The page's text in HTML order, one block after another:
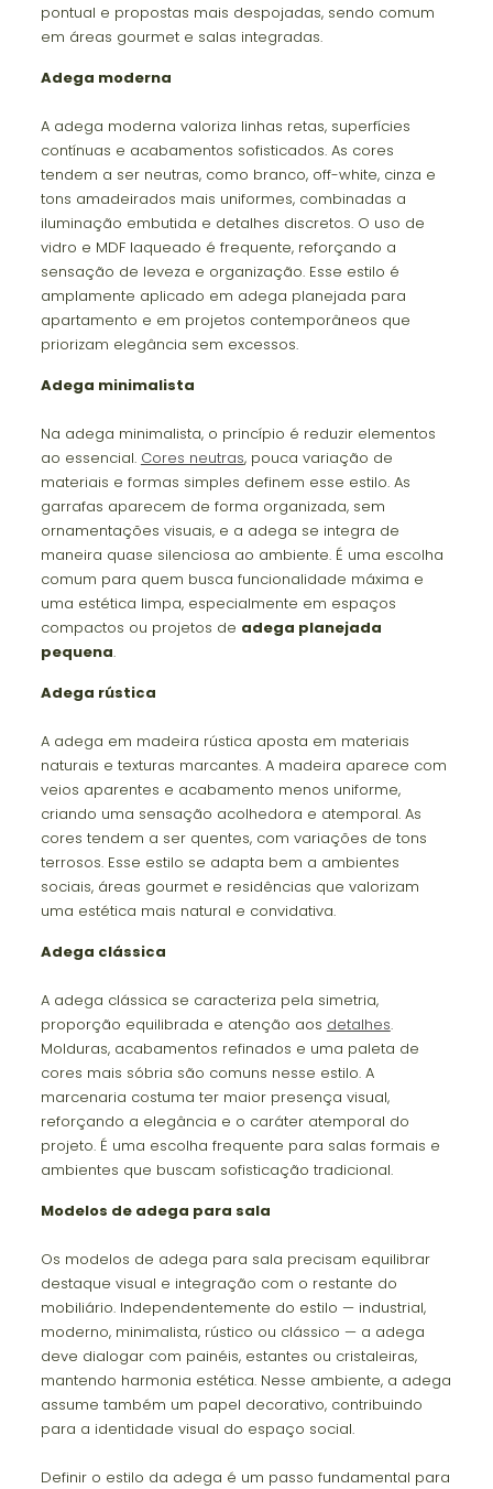
pontual e propostas mais despojadas, sendo comum
em áreas gourmet e salas integradas.
Adega moderna
A adega moderna valoriza linhas retas, superfícies
contínuas e acabamentos sofisticados. As cores
tendem a ser neutras, como branco, off-white, cinza e
tons amadeirados mais uniformes, combinadas a
iluminação embutida e detalhes discretos. O uso de
vidro e MDF laqueado é frequente, reforçando a
sensação de leveza e organização. Esse estilo é
amplamente aplicado em adega planejada para
apartamento e em projetos contemporâneos que
priorizam elegância sem excessos.
Adega minimalista
Na adega minimalista, o princípio é reduzir elementos
ao essencial. Cores neutras, pouca variação de
materiais e formas simples definem esse estilo. As
garrafas aparecem de forma organizada, sem
ornamentações visuais, e a adega se integra de
maneira quase silenciosa ao ambiente. É uma escolha
comum para quem busca funcionalidade máxima e
uma estética limpa, especialmente em espaços
compactos ou projetos de adega planejada
pequena.
Adega rústica
A adega em madeira rústica aposta em materiais
naturais e texturas marcantes. A madeira aparece com
veios aparentes e acabamento menos uniforme,
criando uma sensação acolhedora e atemporal. As
cores tendem a ser quentes, com variações de tons
terrosos. Esse estilo se adapta bem a ambientes
sociais, áreas gourmet e residências que valorizam
uma estética mais natural e convidativa.
Adega clássica
A adega clássica se caracteriza pela simetria,
proporção equilibrada e atenção aos detalhes.
Molduras, acabamentos refinados e uma paleta de
cores mais sóbria são comuns nesse estilo. A
marcenaria costuma ter maior presença visual,
reforçando a elegância e o caráter atemporal do
projeto. É uma escolha frequente para salas formais e
ambientes que buscam sofisticação tradicional.
Modelos de adega para sala
Os modelos de adega para sala precisam equilibrar
destaque visual e integração com o restante do
mobiliário. Independentemente do estilo — industrial,
moderno, minimalista, rústico ou clássico — a adega
deve dialogar com painéis, estantes ou cristaleiras,
mantendo harmonia estética. Nesse ambiente, a adega
assume também um papel decorativo, contribuindo
para a identidade visual do espaço social.
Definir o estilo da adega é um passo fundamental para